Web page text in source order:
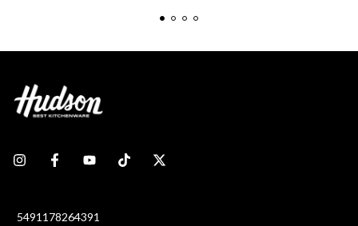
5491178264391